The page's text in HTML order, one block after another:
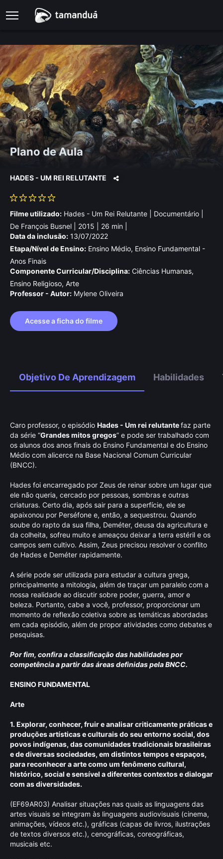
Plano de Aula
HADES - UM REI RELUTANTE
Filme utilizado: Hades - Um Rei Relutante | Documentário |
De François Busnel | 2015 | 26 min |
Data da inclusão: 13/07/2022
Etapa/Nível de Ensino: Ensino Médio, Ensino Fundamental -
Anos Finais
Componente Curricular/Disciplina: Ciências Humanas,
Ensino Religioso, Arte
Professor - Autor: Mylene Oliveira
Acesse a ficha do filme
Objetivo De Aprendizagem Habilidades
Caro professor, o episódio Hades - Um rei relutantefaz parte
da série “Grandes mitos gregos” e pode ser trabalhado com
os alunos dos anos finais do Ensino Fundamental e do Ensino
Médio com alicerce na Base Nacional Comum Curricular
(BNCC).
Hades foi encarregado por Zeus de reinar sobre um lugar que
ele não queria, cercado por pessoas, sombras e outras
criaturas. Certo dia, após sair para a superfície, ele se
apaixonou por Perséfone e, então, a sequestrou. Quando
soube do rapto da sua filha, Deméter, deusa da agricultura e
da colheita, sofreu muito e ameaçou deixar a terra estéril e os
campos sem cultivo. Assim, Zeus precisou resolver o conflito
de Hades e Deméter rapidamente.
A série pode ser utilizada para estudar a cultura grega,
principalmente a mitologia, além de traçar um paralelo com a
nossa realidade ao discutir sobre poder, guerra, amor e
beleza. Portanto, cabe a você, professor, proporcionar um
momento de reflexão coletiva sobre as temáticas abordadas
em cada episódio, além de propor atividades como debates e
pesquisas.
Por fim, confira a classificação das habilidades por
competência a partir das áreas definidas pela BNCC.
ENSINO FUNDAMENTAL
Arte
1. Explorar, conhecer, fruir e analisar criticamente práticas e
produções artísticas e culturais do seu entorno social, dos
povos indígenas, das comunidades tradicionais brasileiras
e de diversas sociedades, em distintos tempos e espaços,
para reconhecer a arte como um fenômeno cultural,
histórico, social e sensível a diferentes contextos e dialogar
com as diversidades.
(EF69AR03) Analisar situações nas quais as linguagens das
artes visuais se integram às linguagens audiovisuais (cinema,
animações, vídeos etc.), gráficas (capas de livros, ilustrações
de textos diversos etc.), cenográficas, coreográficas,
musicais etc.